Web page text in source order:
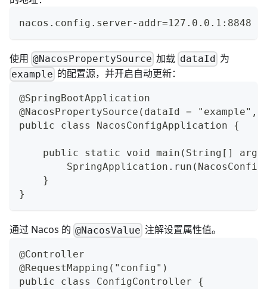
nacos.config.server-addr=127.0.0.1:8848
使用 @NacosPropertySource 加载 dataId 为
example 的配置源，并开启自动更新：
@SpringBootApplication
@NacosPropertySource(dataId =
public class NacosConfigApplication {
public static void main(String[]
    }
}
通过 Nacos 的 @NacosValue 注解设置属性值。
@Controller
@RequestMapping("config")
public class ConfigController {